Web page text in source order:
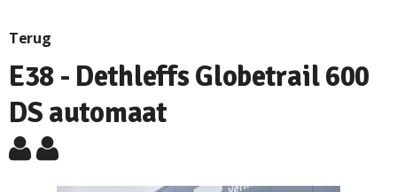
Terug
E38 - Dethleffs Globetrail 600
DS automaat